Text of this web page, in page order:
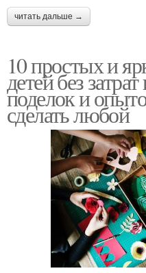
читать дальше →
10 простых и
детей без
поделок и
сделать любой